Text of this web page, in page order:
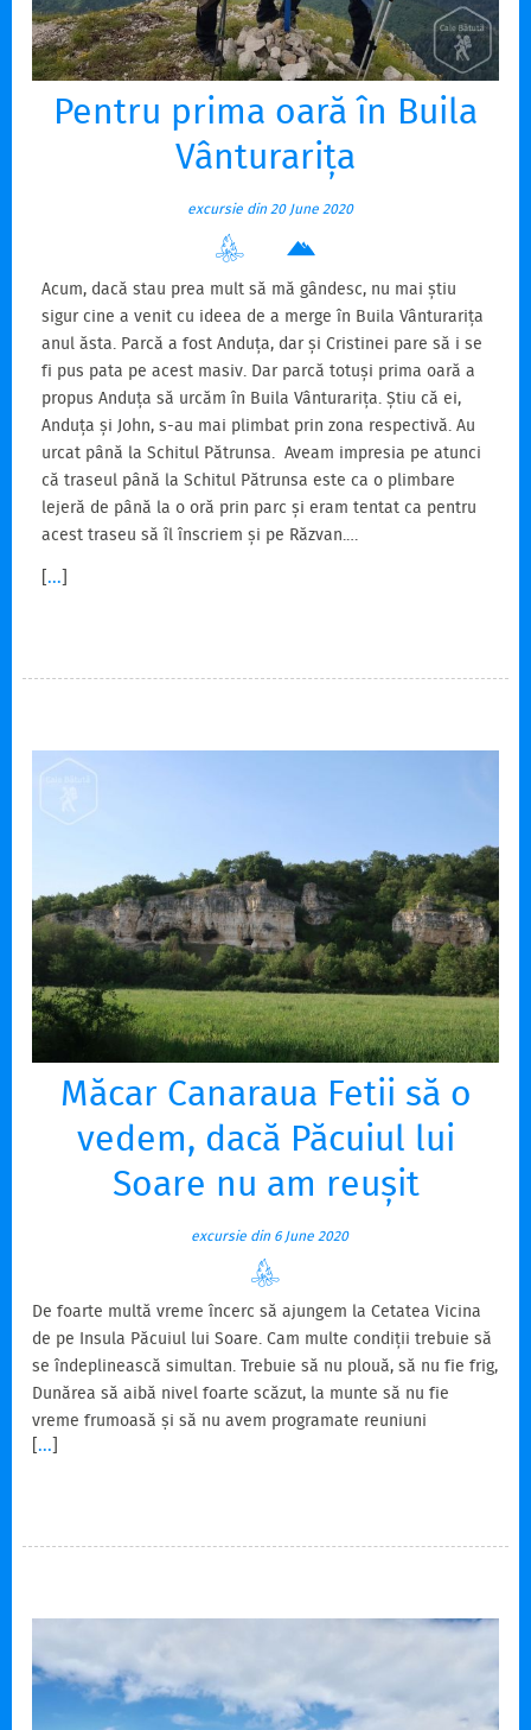
Pentru prima oară în Buila
Vânturarița
excursie din 20 June 2020
Acum, dacă stau prea mult să mă gândesc, nu mai știu
sigur cine a venit cu ideea de a merge în Buila Vânturarița
anul ăsta. Parcă a fost Anduța, dar și Cristinei pare să i se
fi pus pata pe acest masiv. Dar parcă totuși prima oară a
propus Anduța să urcăm în Buila Vânturarița. Știu că ei,
Anduța și John, s-au mai plimbat prin zona respectivă. Au
urcat până la Schitul Pătrunsa. Aveam impresia pe atunci
că traseul până la Schitul Pătrunsa este ca o plimbare
lejeră de până la o oră prin parc și eram tentat ca pentru
acest traseu să îl înscriem și pe Răzvan.…
[...]
Măcar Canaraua Fetii să o
vedem, dacă Păcuiul lui
Soare nu am reușit
excursie din 6 June 2020
De foarte multă vreme încerc să ajungem la Cetatea Vicina
de pe Insula Păcuiul lui Soare. Cam multe condiții trebuie să
se îndeplinească simultan. Trebuie să nu plouă, să nu fie frig,
Dunărea să aibă nivel foarte scăzut, la munte să nu fie
vreme frumoasă și să nu avem programate reuniuni
familiale. Dunărea are în general nivelul scăzut toamna, iar
[...]